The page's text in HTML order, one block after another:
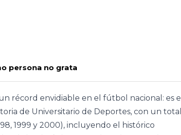
persona no grata
récord envidiable en el fútbol nacional: es el
de Universitario de Deportes, con un total
1999 y 2000), incluyendo el histórico